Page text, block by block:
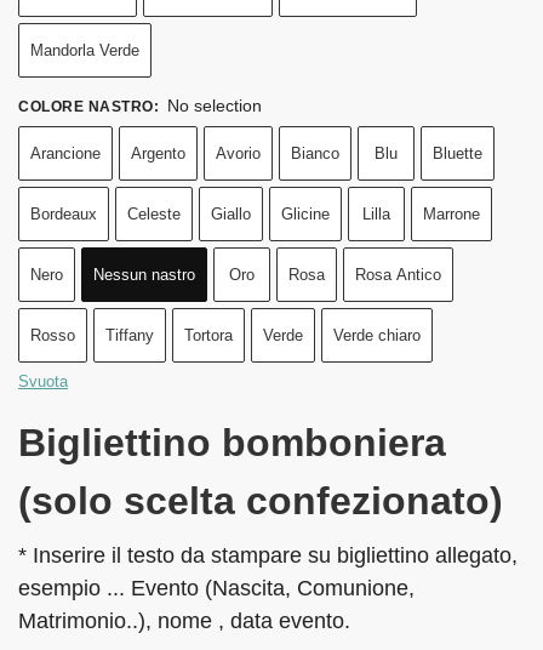
Mandorla Verde
COLORE NASTRO: No selection
Arancione Argento Avorio Bianco Blu Bluette
Bordeaux Celeste Giallo Glicine Lilla Marrone
Nero Nessun nastro Oro Rosa Rosa Antico
Rosso Tiffany Tortora Verde Verde chiaro
Svuota
Bigliettino bomboniera
(solo scelta confezionato)
* Inserire il testo da stampare su bigliettino allegato,
esempio ... Evento (Nascita, Comunione,
Matrimonio..), nome , data evento.